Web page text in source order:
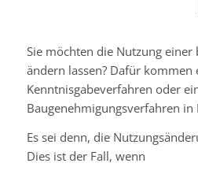
Sie möchten die Nutzung einer
ändern lassen? Dafür kommen
Kenntnisgabeverfahren oder
Baugenehmigungsverfahren in
Es sei denn, die
Dies ist der Fall, wenn